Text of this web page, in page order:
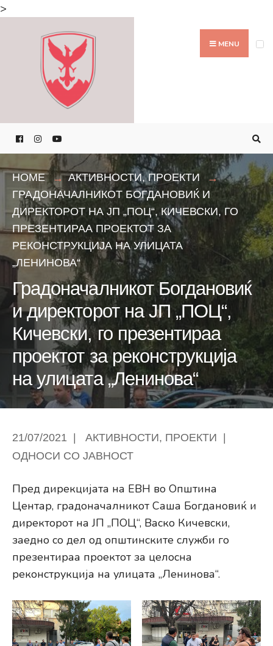
>
MENU
HOME АКТИВНОСТИ,ПРОЕКТИ
ГРАДОНАЧАЛНИКОТ БОГДАНОВИЌ И
ДИРЕКТОРОТ НА ЈП „ПОЦ“, КИЧЕВСКИ, ГО
ПРЕЗЕНТИРАА ПРОЕКТОТ ЗА
РЕКОНСТРУКЦИЈА НА УЛИЦАТА
„ЛЕНИНОВА“
Градоначалникот Богдановиќ
и директорот на ЈП „ПОЦ“,
Кичевски, го презентираа
проектот за реконструкција
на улицата „Ленинова“
21/07/2021 АКТИВНОСТИ, ПРОЕКТИ
ОДНОСИ СО ЈАВНОСТ
Пред дирекцијата на ЕВН во Општина
Центар, градоначалникот Саша Богдановиќ и
директорот на ЈП „ПОЦ“, Васко Кичевски,
заедно со дел од општинските служби го
презентираа проектот за целосна
реконструкција на улицата „Ленинова“.